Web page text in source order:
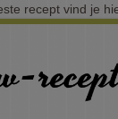
recept vind je